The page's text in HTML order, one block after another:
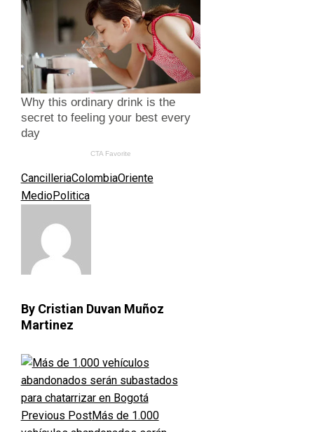
CancilleriaColombiaOriente
MedioPolitica
By Cristian Duvan Muñoz
Martinez
Previous PostMás de 1.000